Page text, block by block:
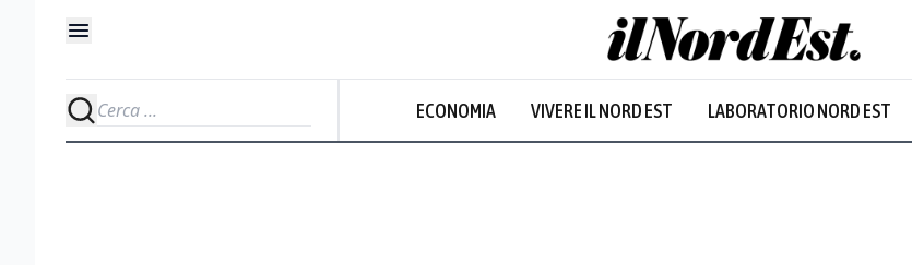
ECONOMIA VIVERE IL NORD EST LABORATORIO NORD EST